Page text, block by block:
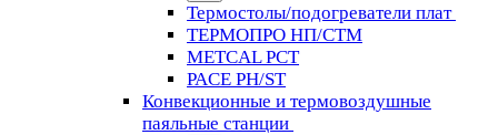
Термостолы/подогреватели плат
ТЕРМОПРО НП/СТМ
METCAL PCT
PACE PH/ST
Конвекционные и термовоздушные
паяльные станции